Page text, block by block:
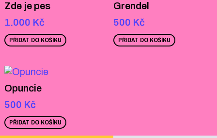
Zde je pes
1.000 Kč
PŘIDAT DO KOŠÍKU
Grendel
500 Kč
PŘIDAT DO KOŠÍKU
Opuncie
500 Kč
PŘIDAT DO KOŠÍKU